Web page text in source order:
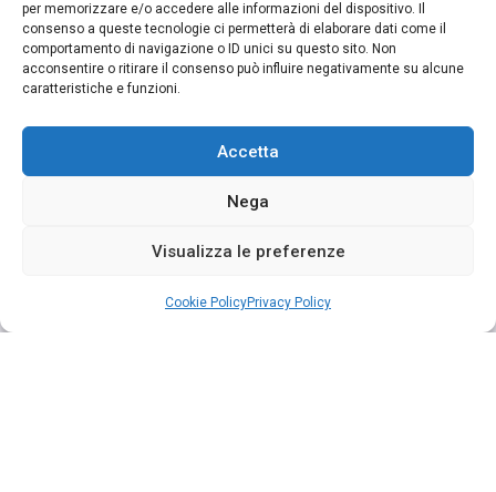
per memorizzare e/o accedere alle informazioni del dispositivo. Il
consenso a queste tecnologie ci permetterà di elaborare dati come il
comportamento di navigazione o ID unici su questo sito. Non
acconsentire o ritirare il consenso può influire negativamente su alcune
caratteristiche e funzioni.
Accetta
Nega
Visualizza le preferenze
Cookie PolicyPrivacy Policy